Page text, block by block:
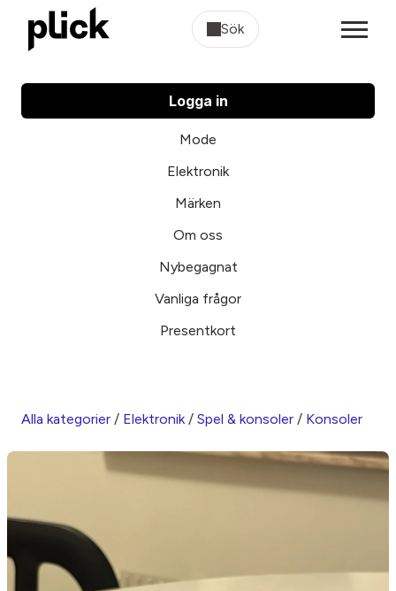
Sök
Logga in
Mode
Elektronik
Märken
Om oss
Nybegagnat
Vanliga frågor
Presentkort
Alla kategorier / Elektronik/ Spel & konsoler / Konsoler